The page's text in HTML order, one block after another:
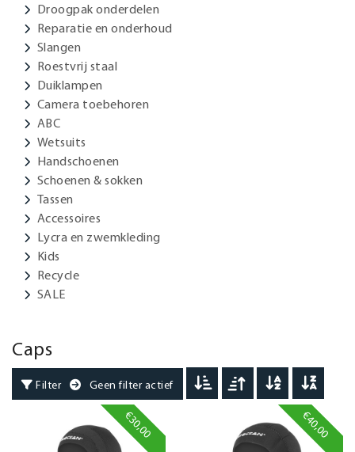
Droogpak onderdelen
Reparatie en onderhoud
Slangen
Roestvrij staal
Duiklampen
Camera toebehoren
ABC
Wetsuits
Handschoenen
Schoenen & sokken
Tassen
Accessoires
Lycra en zwemkleding
Kids
Recycle
SALE
Caps
Filter Geen filter actief
€30,00 €40,00